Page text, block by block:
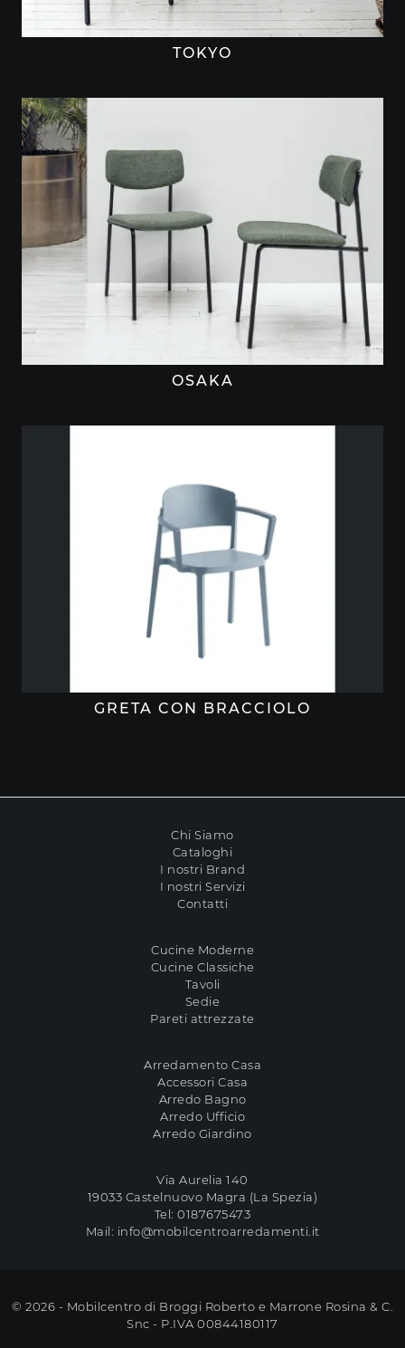
TOKYO
OSAKA
GRETA CON BRACCIOLO
Chi Siamo
Cataloghi
I nostri Brand
I nostri Servizi
Contatti
Cucine Moderne
Cucine Classiche
Tavoli
Sedie
Pareti attrezzate
Arredamento Casa
Accessori Casa
Arredo Bagno
Arredo Ufficio
Arredo Giardino
Via Aurelia 140
19033 Castelnuovo Magra (La Spezia)
Tel:0187675473
Mail: info@mobilcentroarredamenti.it
© 2026 - Mobilcentro di Broggi Roberto e Marrone Rosina & C.
Snc - P.IVA 00844180117